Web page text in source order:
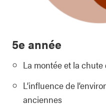
5e année
La montée et la
L’influence de
anciennes